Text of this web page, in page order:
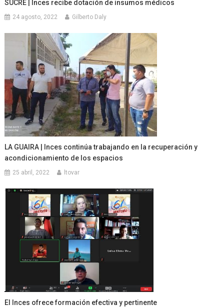
SUCRE | Inces recibe dotación de insumos médicos
24 agosto, 2022 Gilberto Daly
LA GUAIRA | Inces continúa trabajando en la recuperación y
acondicionamiento de los espacios
25 abril, 2022 ltovar
El Inces ofrece formación efectiva y pertinente